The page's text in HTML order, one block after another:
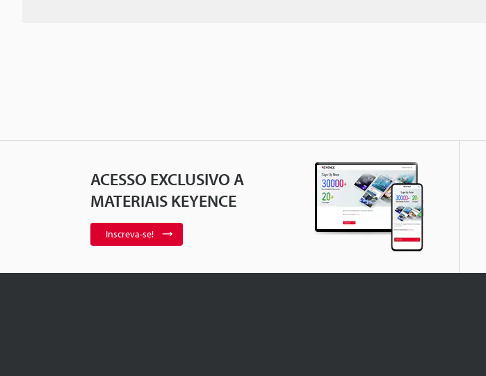
ACESSO EXCLUSIVO A
MATERIAIS KEYENCE
Inscreva-se!